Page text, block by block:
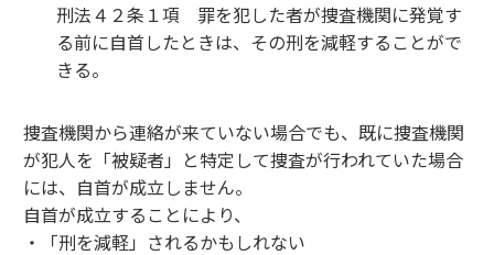
刑法４２条１項 罪を犯した者が捜査機関に発覚す
る前に自首したときは、その刑を減軽することがで
きる。
捜査機関から連絡が来ていない場合でも、既に捜査機関
が犯人を「被疑者」と特定して捜査が行われていた場合
には、自首が成立しません。
自首が成立することにより、
・「刑を減軽」されるかもしれない